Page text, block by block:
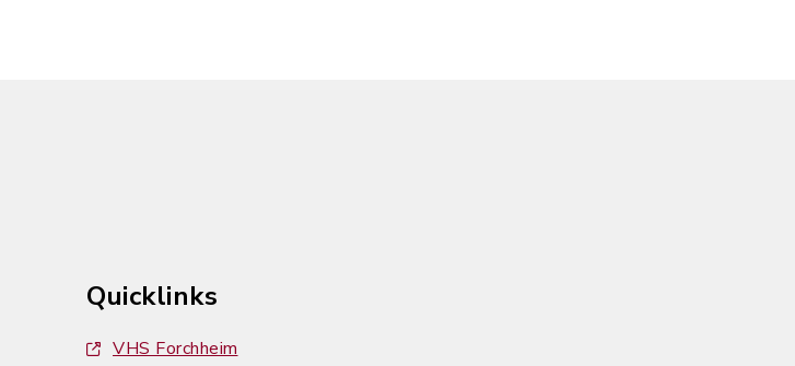
Quicklinks
VHS Forchheim